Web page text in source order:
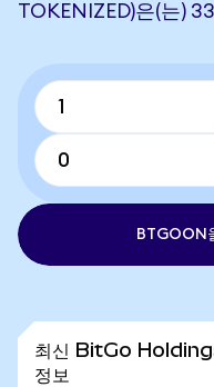
TOKENIZED)은(는)
BTGOON
최신 BitGo
정보